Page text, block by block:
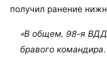
получил ранение
«В общем, 98-я ВДД
бравого